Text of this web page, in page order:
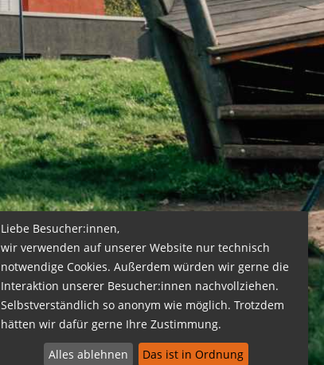
Liebe Besucher:innen,
wir verwenden auf unserer Website nur technisch
notwendige Cookies. Außerdem würden wir gerne die
Interaktion unserer Besucher:innen nachvollziehen.
Selbstverständlich so anonym wie möglich. Trotzdem
hätten wir dafür gerne Ihre Zustimmung.
Alles ablehnen Das ist in Ordnung